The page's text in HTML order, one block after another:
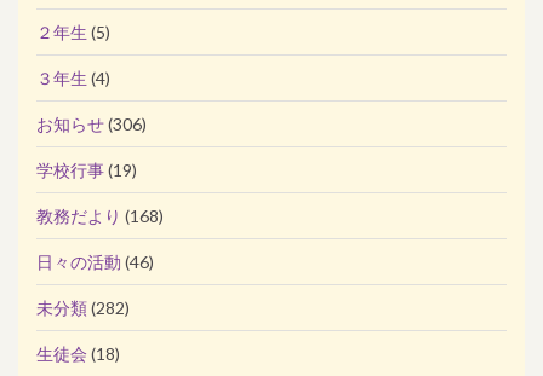
２年生 (5)
３年生 (4)
お知らせ(306)
学校行事(19)
教務だより (168)
日々の活動 (46)
未分類(282)
生徒会 (18)